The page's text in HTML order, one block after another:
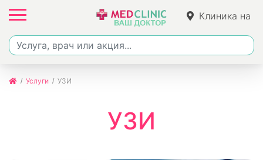
Клиника на
Джалиля
Услуги УЗИ
УЗИ